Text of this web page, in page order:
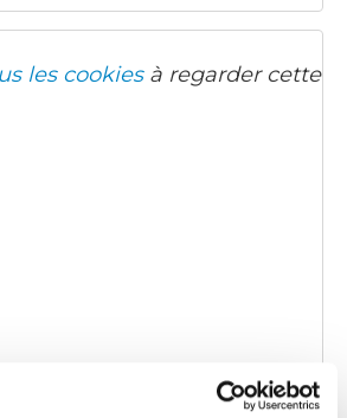
les cookiesà regarder cette
de votre propre site pour